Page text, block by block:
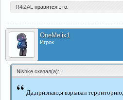
R4iZAL нравится это.
OneMelix1
Игрок
Nishke сказал(а): ↑
“ Да,признаю,я взрывал